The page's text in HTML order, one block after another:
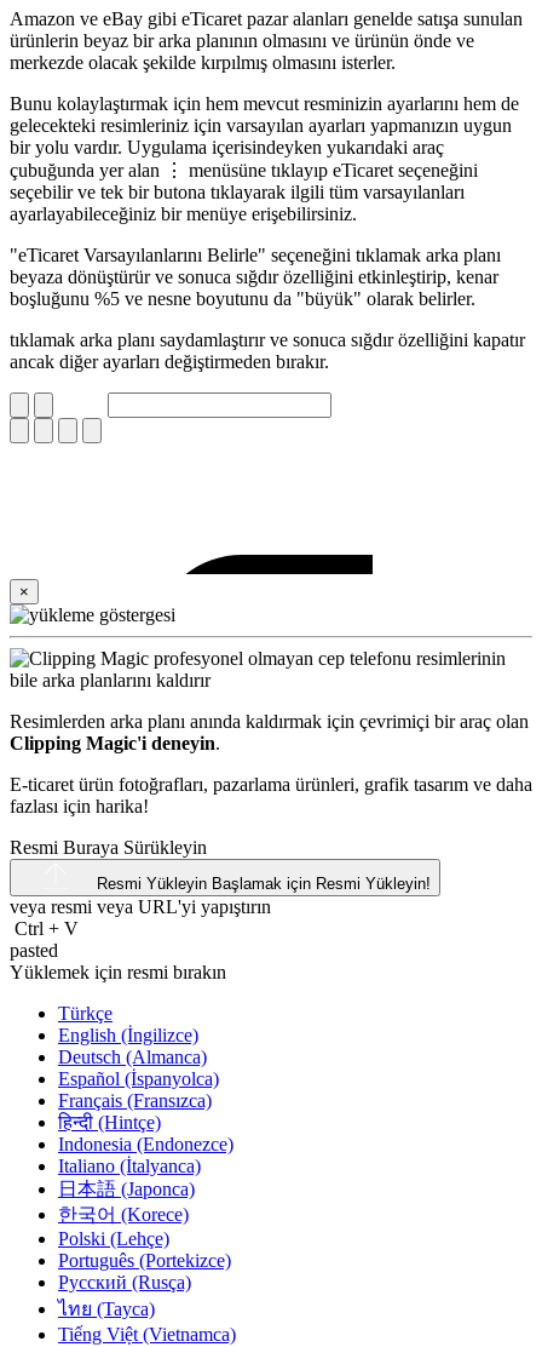
Amazon ve eBay gibi eTicaret pazar alanları genelde satışa sunulan
ürünlerin beyaz bir arka planının olmasını ve ürünün önde ve
merkezde olacak şekilde kırpılmış olmasını isterler.
Bunu kolaylaştırmak için hem mevcut resminizin ayarlarını hem de
gelecekteki resimleriniz için varsayılan ayarları yapmanızın uygun
bir yolu vardır. Uygulama içerisindeyken yukarıdaki araç
çubuğunda yer alan ⋮ menüsüne tıklayıp eTicaret seçeneğini
seçebilir ve tek bir butona tıklayarak ilgili tüm varsayılanları
ayarlayabileceğiniz bir menüye erişebilirsiniz.
"eTicaret Varsayılanlarını Belirle" seçeneğini tıklamak arka planı
beyaza dönüştürür ve sonuca sığdır özelliğini etkinleştirip, kenar
boşluğunu %5 ve nesne boyutunu da "büyük" olarak belirler.
tıklamak arka planı saydamlaştırır ve sonuca sığdır özelliğini kapatır
ancak diğer ayarları değiştirmeden bırakır.
×
Resimlerden arka planı anında kaldırmak için çevrimiçi bir araç olan
Clipping Magic'i deneyin.
E-ticaret ürün fotoğrafları, pazarlama ürünleri, grafik tasarım ve daha
fazlası için harika!
Resmi Buraya Sürükleyin
Resmi Yükleyin Başlamak için Resmi Yükleyin!
veya resmi veya URL'yi yapıştırın
Ctrl + V
pasted
Yüklemek için resmi bırakın
Türkçe
English (İngilizce)
Deutsch (Almanca)
Español (İspanyolca)
Français (Fransızca)
हिन्दी (Hintçe)
Indonesia (Endonezce)
Italiano (İtalyanca)
日本語 (Japonca)
한국어 (Korece)
Polski (Lehçe)
Português (Portekizce)
Русский (Rusça)
ไทย (Tayca)
Tiếng Việt (Vietnamca)